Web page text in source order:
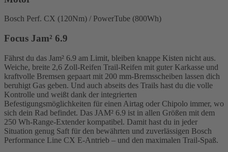
Bosch Perf. CX (120Nm) / PowerTube (800Wh)
Focus Jam² 6.9
Fährst du das Jam² 6.9 am Limit, bleiben knappe Kisten nicht aus.
Weiche, breite 2,6 Zoll-Reifen Trail-Reifen mit guter Karkasse und
kraftvolle Bremsen gepaart mit 200 mm-Bremsscheiben lassen dich
beruhigt Gas geben. Und auch abseits des Trails hast du die volle
Kontrolle und weißt dank der integrierten
Befestigungsmöglichkeiten für einen Airtag oder Chipolo immer, wo
sich dein Rad befindet. Das JAM² 6.9 ist in allen Größen mit dem
250 Wh-Range-Extender kompatibel. Damit hast du in jeder
Situation genug Saft für den bewährten und zuverlässigen Bosch
Performance Line CX E-Antrieb – und den maximalen Trail-Spaß.